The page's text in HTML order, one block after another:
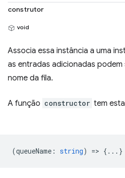
construtor
void
Associa essa instância a uma
as entradas adicionadas
nome da fila.
A função constructor tem
(queueName : string) => {...}